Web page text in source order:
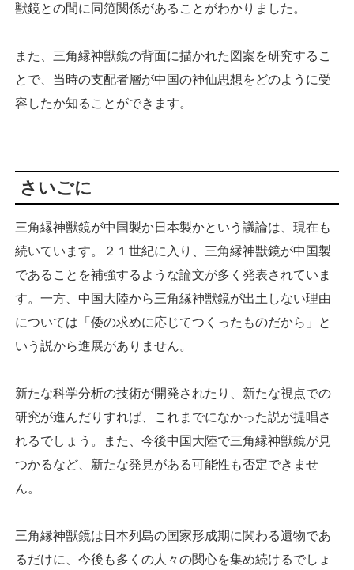
獣鏡との間に同笵関係があることがわかりました。
また、三角縁神獣鏡の背面に描かれた図案を研究するこ
とで、当時の支配者層が中国の神仙思想をどのように受
容したか知ることができます。
さいごに
三角縁神獣鏡が中国製か日本製かという議論は、現在も
続いています。２１世紀に入り、三角縁神獣鏡が中国製
であることを補強するような論文が多く発表されていま
す。一方、中国大陸から三角縁神獣鏡が出土しない理由
については「倭の求めに応じてつくったものだから」と
いう説から進展がありません。
新たな科学分析の技術が開発されたり、新たな視点での
研究が進んだりすれば、これまでになかった説が提唱さ
れるでしょう。また、今後中国大陸で三角縁神獣鏡が見
つかるなど、新たな発見がある可能性も否定できませ
ん。
三角縁神獣鏡は日本列島の国家形成期に関わる遺物であ
るだけに、今後も多くの人々の関心を集め続けるでしょ